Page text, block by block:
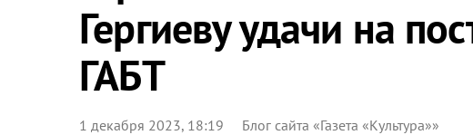
Гергиеву удачи на
ГАБТ
1 декабря 2023, 18:19 Блог сайта «Газета «Культура»»